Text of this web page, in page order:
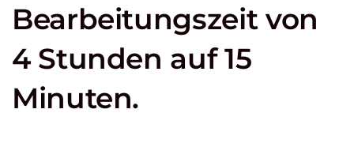
Bearbeitungszeit von
4 Stunden auf 15
Minuten.